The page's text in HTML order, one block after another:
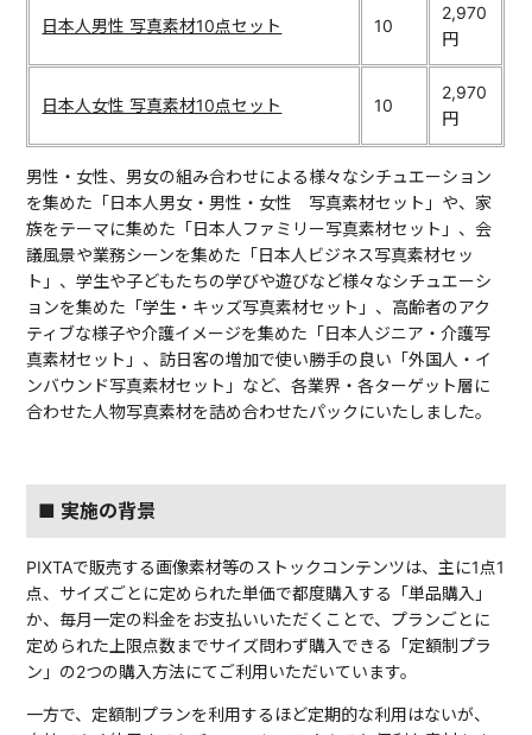
日本人男性 写真素材10点セット 10
2,970
円
日本人女性 写真素材10点セット 10
2,970
円
男性・女性、男女の組み合わせによる様々なシチュエーション
を集めた「日本人男女・男性・女性 写真素材セット」や、家
族をテーマに集めた「日本人ファミリー写真素材セット」、会
議風景や業務シーンを集めた「日本人ビジネス写真素材セッ
ト」、学生や子どもたちの学びや遊びなど様々なシチュエーシ
ョンを集めた「学生・キッズ写真素材セット」、高齢者のアク
ティブな様子や介護イメージを集めた「日本人ジニア・介護写
真素材セット」、訪日客の増加で使い勝手の良い「外国人・イ
ンバウンド写真素材セット」など、各業界・各ターゲット層に
合わせた人物写真素材を詰め合わせたパックにいたしました。
■ 実施の背景
PIXTAで販売する画像素材等のストックコンテンツは、主に1点1
点、サイズごとに定められた単価で都度購入する「単品購入」
か、毎月一定の料金をお支払いいただくことで、プランごとに
定められた上限点数までサイズ問わず購入できる「定額制プラ
ン」の2つの購入方法にてご利用いただいています。
一方で、定額制プランを利用するほど定期的な利用はないが、